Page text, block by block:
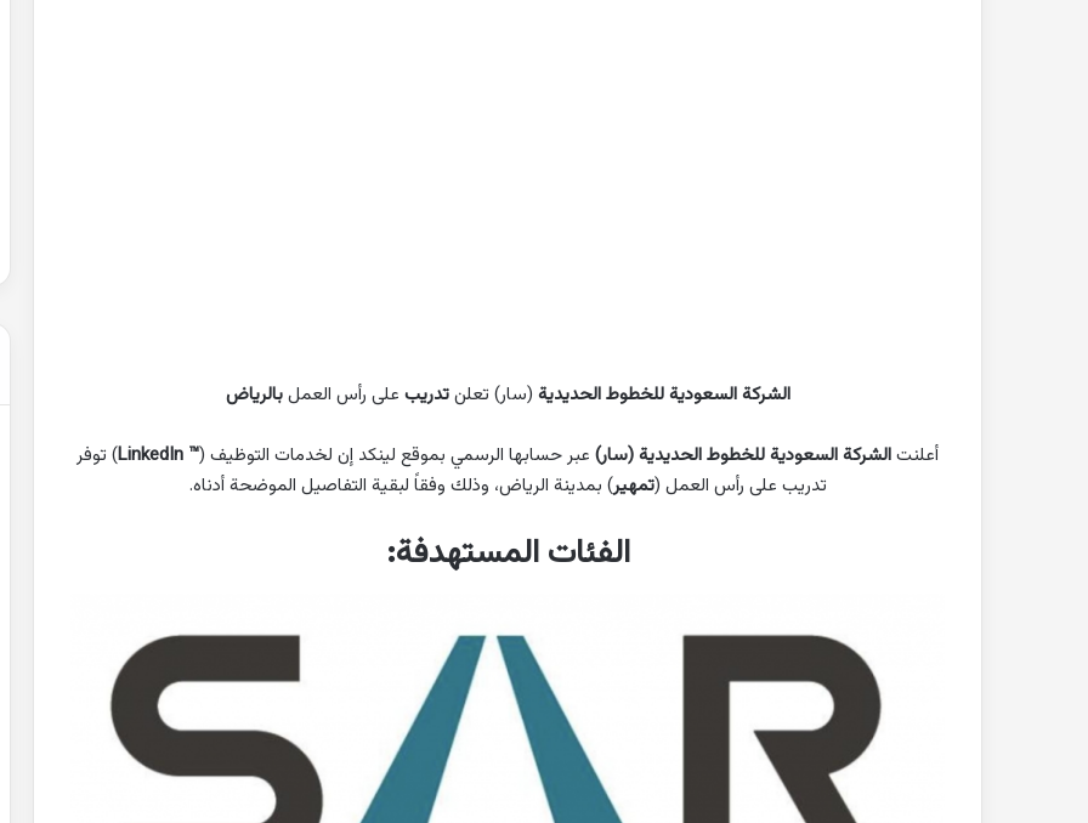
الشركة السعودية للخطوط الحديدية (سار) تعلنتدريب على رأس العملبالرياض
أعلنتالشركة السعودية للخطوط الحديدية (سار) عبر حسابها الرسمي بموقع لينكد إن لخدمات التوظيف (™ LinkedIn
) توفر
تدريب على رأس العمل (تمهير) بمدينة الرياض، وذلك وفقاً لبقية التفاصيل الموضحة أدناه.
الفئات المستهدفة: